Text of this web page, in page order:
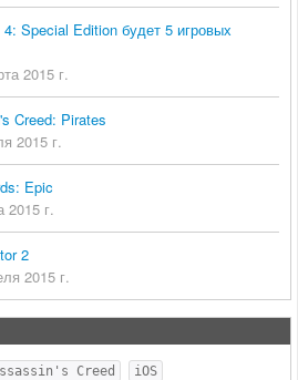
Special Edition будет 5 игровых
2015 г.
Creed: Pirates
2015 г.
Epic
2015 г.
2
2015 г.
Creed
iOS